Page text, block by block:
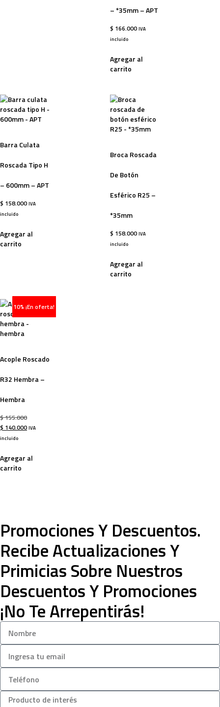
– *35mm – APT
$ 166.000 IVA
incluido
Agregar al
carrito
Barra Culata
Roscada Tipo H
– 600mm – APT
$ 158.000 IVA
incluido
Agregar al
carrito
Broca Roscada
De Botón
Esférico R25 –
*35mm
$ 158.000 IVA
incluido
Agregar al
carrito
-10%
10% ¡En oferta!
Acople Roscado
R32 Hembra –
Hembra
$155.000
$ 140.000 IVA
incluido
Agregar al
carrito
Promociones Y Descuentos.
Recibe Actualizaciones Y
Primicias Sobre Nuestros
Descuentos Y Promociones
¡No Te Arrepentirás!